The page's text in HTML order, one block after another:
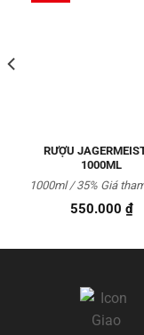
RƯỢU
1000ML
550.000 ₫
1000ml / 35% Giá